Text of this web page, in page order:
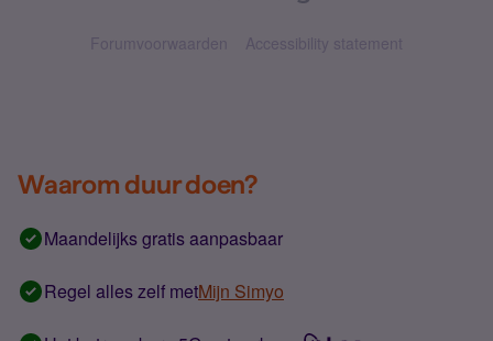
Forumvoorwaarden Accessibility statement
Waarom duur doen?
Maandelijks gratis aanpasbaar
Regel alles zelf metMijn Simyo